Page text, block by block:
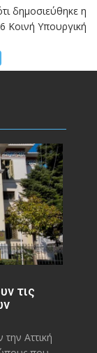
δημοσιεύθηκε η
Κοινή Υπουργική
τις
Αττική